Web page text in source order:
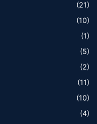
(21)
(10)
(1)
(5)
(2)
(11)
(10)
(4)